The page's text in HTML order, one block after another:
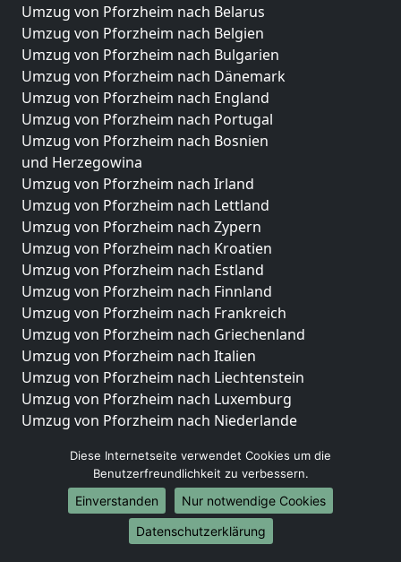
Umzug von Pforzheim nach Belarus
Umzug von Pforzheim nach Belgien
Umzug von Pforzheim nach Bulgarien
Umzug von Pforzheim nach Dänemark
Umzug von Pforzheim nach England
Umzug von Pforzheim nach Portugal
Umzug von Pforzheim nach Bosnien
und Herzegowina
Umzug von Pforzheim nach Irland
Umzug von Pforzheim nach Lettland
Umzug von Pforzheim nach Zypern
Umzug von Pforzheim nach Kroatien
Umzug von Pforzheim nach Estland
Umzug von Pforzheim nach Finnland
Umzug von Pforzheim nach Frankreich
Umzug von Pforzheim nach Griechenland
Umzug von Pforzheim nach Italien
Umzug von Pforzheim nach Liechtenstein
Umzug von Pforzheim nach Luxemburg
Umzug von Pforzheim nach Niederlande
Umzüge-Deutschlandweit
Umzug von Pforzheim nach Berlin
Umzug von Pforzheim nach Hamburg
Umzug von Pforzheim nach München
Diese Internetseite verwendet Cookies um die
Benutzerfreundlichkeit zu verbessern.
Einverstanden
Nur notwendige Cookies
Datenschutzerklärung